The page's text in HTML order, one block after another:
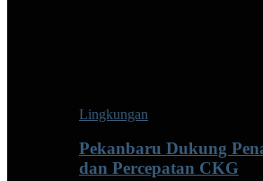
Lingkungan
Pekanbaru Dukung
dan Percepatan CKG